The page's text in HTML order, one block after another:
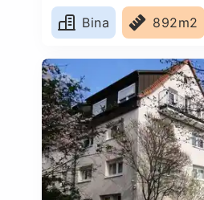
Germany
Bina
892m2